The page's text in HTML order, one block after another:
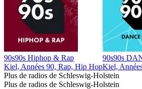
90s90s Hiphop & Rap
Kiel, Années 90, Rap, Hip Hop
90s90s
Kiel,
Plus de radios de Schleswig-Holstein
Plus de radios de Schleswig-Holstein